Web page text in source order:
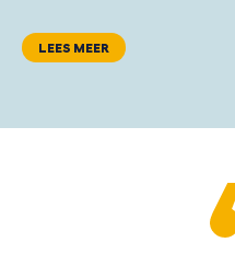
LEES MEER